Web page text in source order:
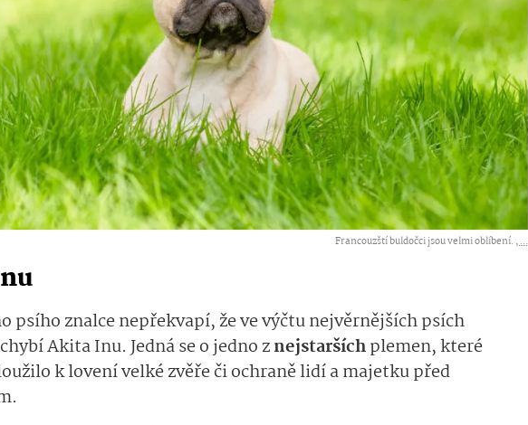
Francouzští buldočci jsou velmi oblíbení. ,...
psího znalce nepřekvapí, že ve výčtu nejvěrnějších psích
Akita Inu. Jedná se o jedno znejstaršíchplemen, které
k lovení velké zvěře či ochraně lidí a majetku před